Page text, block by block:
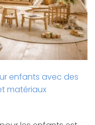
enfants avec des
matériaux